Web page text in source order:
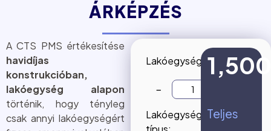
ÁRKÉPZÉS
A CTS PMS értékesítése
havidíjas
konstrukcióban,
lakóegység alapon
történik, hogy tényleg
csak annyi lakóegységért
Lakóegységek
−
Lakóegység Teljes